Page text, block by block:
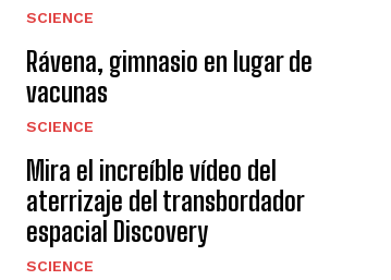
SCIENCE
Rávena, gimnasio en lugar de
vacunas
SCIENCE
Mira el increíble vídeo del
aterrizaje del transbordador
espacial Discovery
SCIENCE